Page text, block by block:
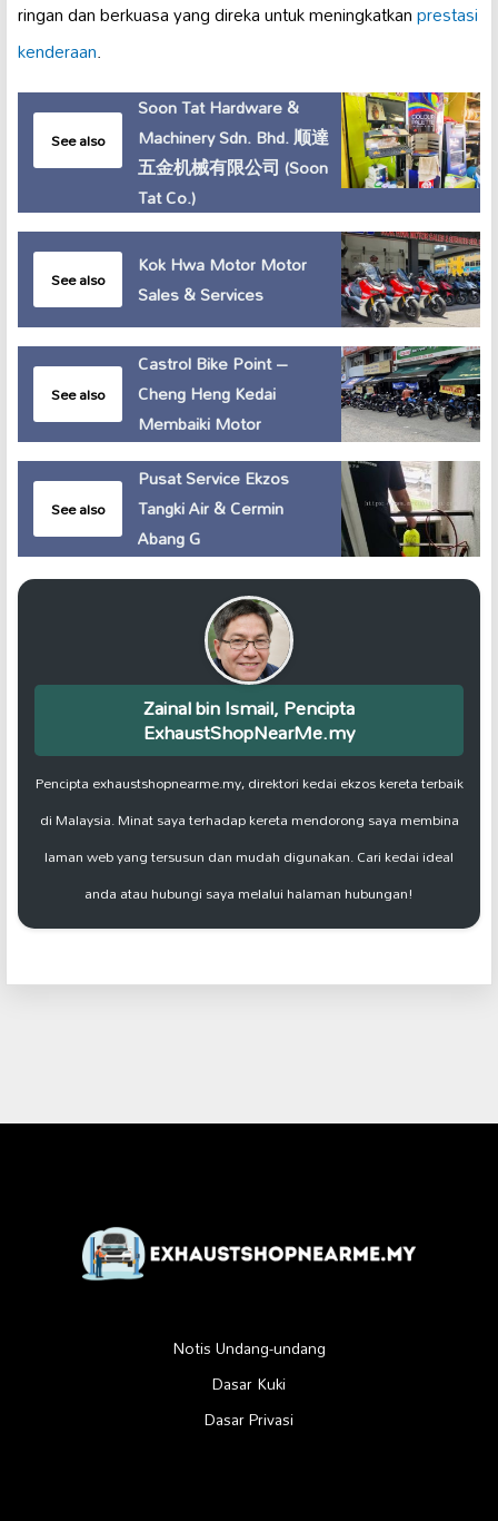
ringan dan berkuasa yang direka untuk meningkatkanprestasi
kenderaan.
See also
Soon Tat Hardware &
Machinery Sdn. Bhd. 顺達
五金机械有限公司 (Soon
Tat Co.)
See also
Kok Hwa Motor Motor
Sales & Services
See also
Castrol Bike Point –
Cheng Heng Kedai
Membaiki Motor
See also
Pusat Service Ekzos
Tangki Air & Cermin
Abang G
Zainal bin Ismail, Pencipta
ExhaustShopNearMe.my
Pencipta exhaustshopnearme.my, direktori kedai ekzos kereta terbaik
di Malaysia. Minat saya terhadap kereta mendorong saya membina
laman web yang tersusun dan mudah digunakan. Cari kedai ideal
anda atau hubungi saya melalui halaman hubungan!
Notis Undang-undang
Dasar Kuki
Dasar Privasi